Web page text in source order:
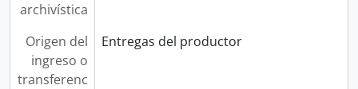
archivística
Origen del
ingreso o
transferenc
Entregas del productor